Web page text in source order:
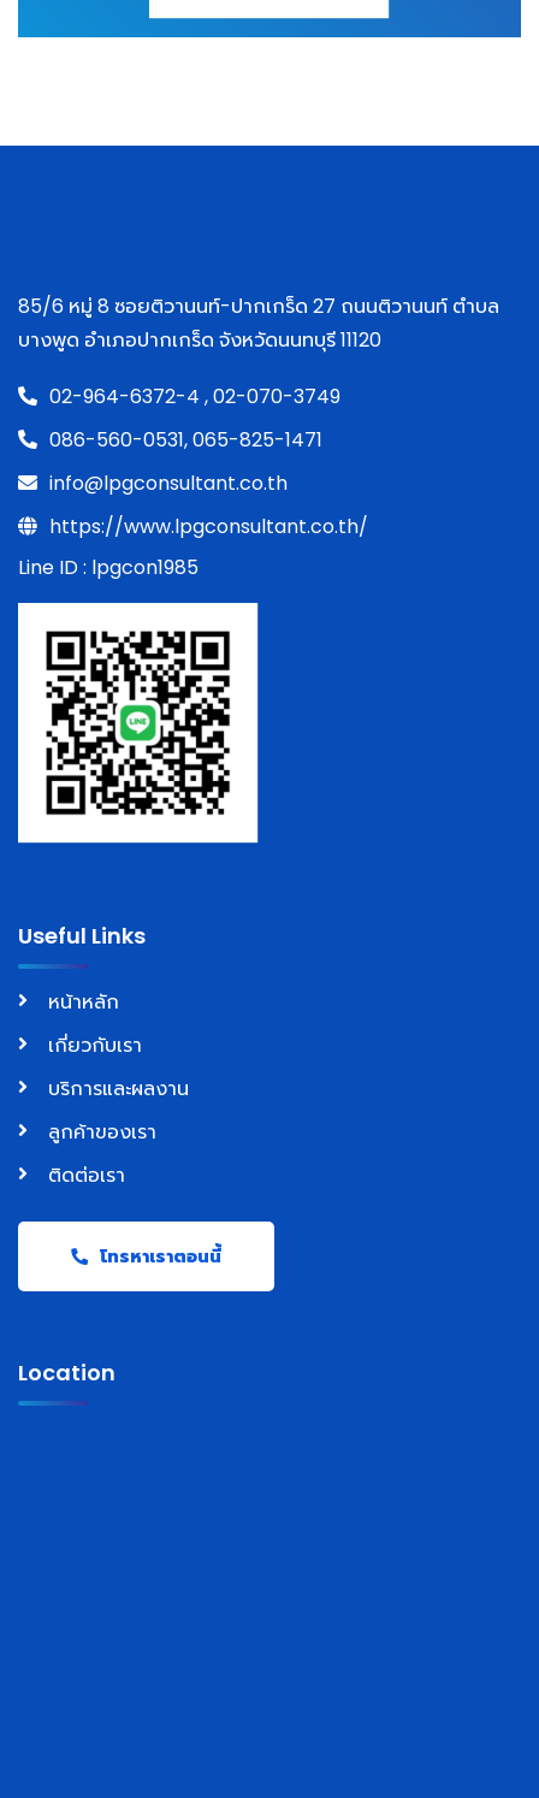
85/6 หมู่ 8 ซอยติวานนท์-ปากเกร็ด 27 ถนนติวานนท์ ตำบล
บางพูด อำเภอปากเกร็ด จังหวัดนนทบุรี 11120
02-964-6372-4 ,02-070-3749
086-560-0531,065-825-1471
info@lpgconsultant.co.th
https://www.lpgconsultant.co.th/
Line ID : lpgcon1985
Useful Links
หน้าหลัก
เกี่ยวกับเรา
บริการและผลงาน
ลูกค้าของเรา
ติดต่อเรา
โทรหาเราตอนนี้
Location